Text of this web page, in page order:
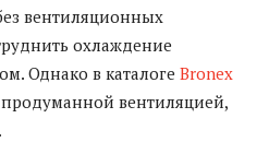
вентиляционных
охлаждение
Однако в каталоге Bronex
вентиляцией,